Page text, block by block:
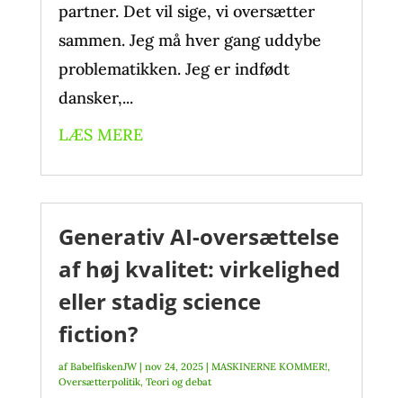
partner. Det vil sige, vi oversætter
sammen. Jeg må hver gang uddybe
problematikken. Jeg er indfødt
dansker,...
LÆS MERE
Generativ AI-oversættelse
af høj kvalitet: virkelighed
eller stadig science
fiction?
afBabelfiskenJW| nov 24, 2025| MASKINERNE KOMMER!,
Oversætterpolitik, Teori og debat